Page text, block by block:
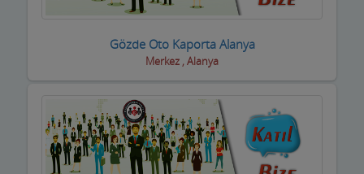
Gözde Oto Kaporta Alanya
Merkez , Alanya